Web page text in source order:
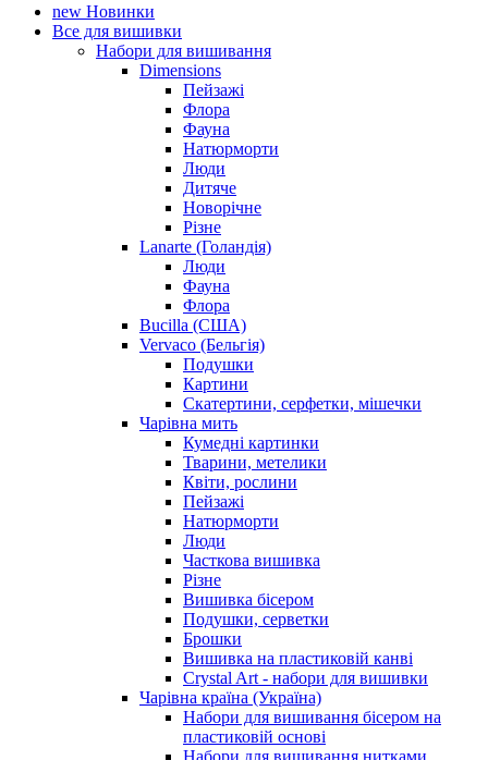
new Новинки
Все для вишивки
Набори для вишивання
Dimensions
Пейзажі
Флора
Фауна
Натюрморти
Люди
Дитяче
Новорічне
Різне
Lanarte (Голандія)
Люди
Фауна
Флора
Bucilla (США)
Vervaco (Бельгія)
Подушки
Картини
Скатертини, серфетки, мішечки
Чарiвна мить
Кумедні картинки
Тварини, метелики
Квіти, рослини
Пейзажі
Натюрморти
Люди
Часткова вишивка
Різне
Вишивка бісером
Подушки, серветки
Брошки
Вишивка на пластиковій канві
Crystal Art - набори для вишивки
Чарівна країна (Україна)
Набори для вишивання бісером на
пластиковій основі
Набори для вишивання нитками